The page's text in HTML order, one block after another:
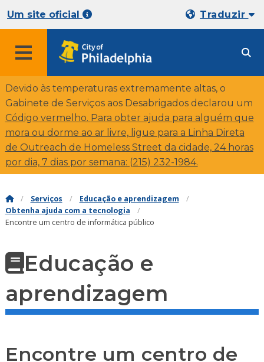
Um site oficial Traduzir
Devido às temperaturas extremamente altas, o
Gabinete de Serviços aos Desabrigados declarou um
Código vermelho. Para obter ajuda para alguém que
mora ou dorme ao ar livre, ligue para a Linha Direta
de Outreach de Homeless Street da cidade, 24 horas
por dia, 7 dias por semana: (215) 232-1984.
Serviços
Educação e aprendizagem
Obtenha ajuda com a tecnologia
Encontre um centro de informática público
Educação e
aprendizagem
Encontre um centro de